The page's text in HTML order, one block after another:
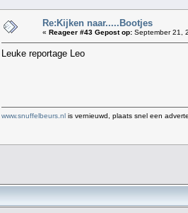
Re:Kijken naar.....Bootjes
« Reageer #43 Gepost op: September 21,
Leuke reportage Leo
www.snuffelbeurs.nl is vernieuwd, plaats snel een